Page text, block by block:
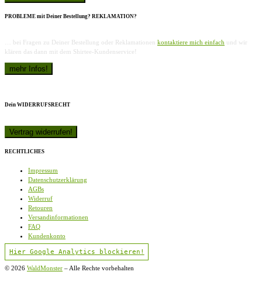
PROBLEME mit Deiner Bestellung? REKLAMATION?
… bei Fragen zu Deiner Bestellung oder Reklamationen kontaktiere mich einfach und wir
klären das dann mit dem Shirtee-Kundenservice!
Dein WIDERRUFSRECHT
RECHTLICHES
Impressum
Datenschutzerklärung
AGBs
Widerruf
Retouren
Versandinformationen
FAQ
Kundenkonto
Hier Google Analytics blockieren!
© 2026 WaldMonster – Alle Rechte vorbehalten